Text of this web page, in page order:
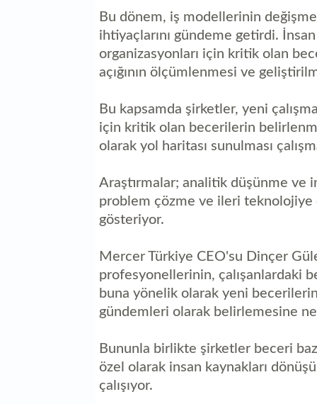
Bu dönem, iş modellerinin
ihtiyaçlarını gündeme getirdi.
organizasyonları için kritik olan
açığının ölçümlenmesi ve
Bu kapsamda şirketler, yeni
için kritik olan becerilerin
olarak yol haritası sunulması
Araştırmalar; analitik düşünme ve
problem çözme ve ileri teknolojiye
gösteriyor.
Mercer Türkiye CEO'su Dinçer
profesyonellerinin, çalışanlardaki
buna yönelik olarak yeni
gündemleri olarak belirlemesine
Bununla birlikte şirketler beceri
özel olarak insan kaynakları
çalışıyor.